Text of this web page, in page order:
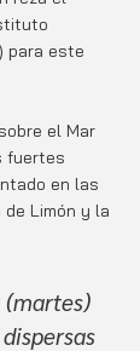
para este
el Mar
fuertes
en las
Limón y la
(martes)